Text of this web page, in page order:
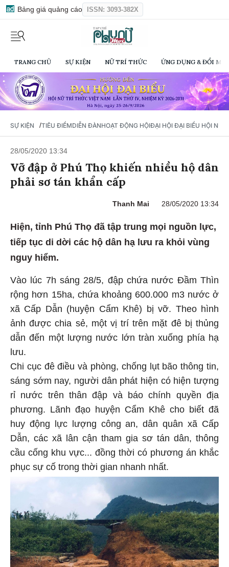
Bảng giá quảng cáo ISSN: 3093-382X
TRANG CHỦ SỰ KIỆN NỮ TRÍ THỨC ỨNG DỤNG & ĐỔI
SỰ KIỆN /TIÊU ĐIỂMDIỄN ĐÀNHOẠT ĐỘNG HỘIĐẠI HỘI ĐẠI BIỂU HỘI NỮ
28/05/2020 13:34
Vỡ đập ở Phú Thọ khiến nhiều hộ dân
phải sơ tán khẩn cấp
Thanh Mai 28/05/2020 13:34
Hiện, tỉnh Phú Thọ đã tập trung mọi nguồn lực,
tiếp tục di dời các hộ dân hạ lưu ra khỏi vùng
nguy hiểm.
Vào lúc 7h sáng 28/5, đập chứa nước Đầm Thìn
rộng hơn 15ha, chứa khoảng 600.000 m3 nước ở
xã Cấp Dẫn (huyện Cẩm Khê) bị vỡ. Theo hình
ảnh được chia sẻ, một vị trí trên mặt đê bị thủng
dẫn đến một lượng nước lớn tràn xuống phía hạ
lưu.
Chi cục đê điều và phòng, chống lụt bão thông tin,
sáng sớm nay, người dân phát hiện có hiện tượng
rỉ nước trên thân đập và báo chính quyền địa
phương. Lãnh đạo huyện Cẩm Khê cho biết đã
huy động lực lượng công an, dân quân xã Cấp
Dẫn, các xã lân cận tham gia sơ tán dân, thông
cầu cống khu vực... đồng thời có phương án khắc
phục sự cố trong thời gian nhanh nhất.